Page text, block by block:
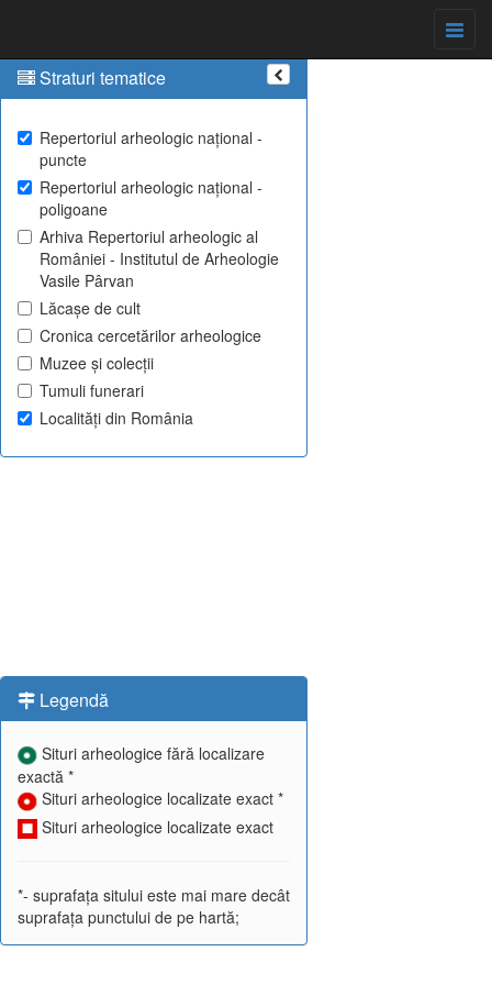
Straturi tematice
Repertoriul arheologic național -
puncte
Repertoriul arheologic național -
poligoane
Arhiva Repertoriul arheologic al
României - Institutul de Arheologie
Vasile Pârvan
Lăcașe de cult
Cronica cercetărilor arheologice
Muzee și colecții
Tumuli funerari
Localități din România
Legendă
Situri arheologice fără localizare
exactă *
Situri arheologice localizate exact *
Situri arheologice localizate exact
*- suprafața sitului este mai mare decât
suprafața punctului de pe hartă;